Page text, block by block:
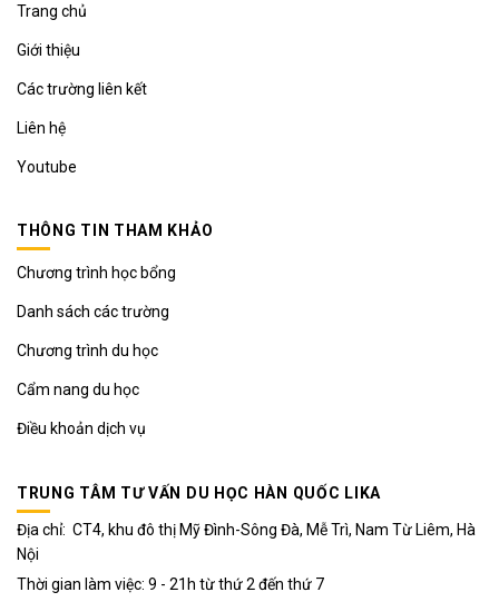
Trang chủ
Giới thiệu
Các trường liên kết
Liên hệ
Youtube
THÔNG TIN THAM KHẢO
Chương trình học bổng
Danh sách các trường
Chương trình du học
Cẩm nang du học
Điều khoản dịch vụ
TRUNG TÂM TƯ VẤN DU HỌC HÀN QUỐC LIKA
Địa chỉ: CT4, khu đô thị Mỹ Đình-Sông Đà, Mễ Trì, Nam Từ Liêm, Hà
Nội
Thời gian làm việc: 9 - 21h từ thứ 2 đến thứ 7